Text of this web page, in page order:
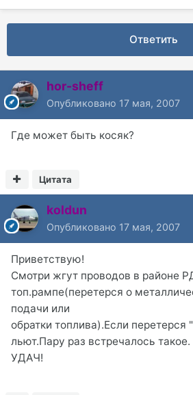
Ответить
hor-sheff
Опубликовано 17 мая, 2007
Где может быть косяк?
Цитата
koldun
Опубликовано 17 мая, 2007
Приветствую!
Смотри жгут проводов в районе
топ.рампе(перетерся о
подачи или
обратки топлива).Если
льют.Пару раз встречалось такое.
УДАЧ!